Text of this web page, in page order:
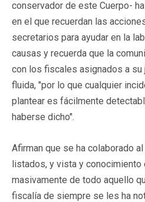
conservador de este Cuerpo-
en el que recuerdan las
secretarios para ayudar en la
causas y recuerda que la
con los fiscales asignados a
fluida, "por lo que cualquier
plantear es fácilmente
haberse dicho".
Afirman que se ha colaborado
listados, y vista y
masivamente de todo aquello
fiscalía de siempre se les ha